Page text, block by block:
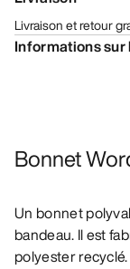
Livraison et retour
Informations
Bonnet
Un bonnet
bandeau. Il est
polyester recyclé.